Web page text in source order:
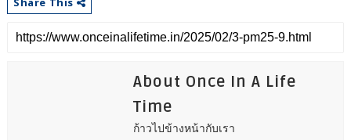
About Once In A Life
Time
ก้าวไปข้างหน้ากับเรา